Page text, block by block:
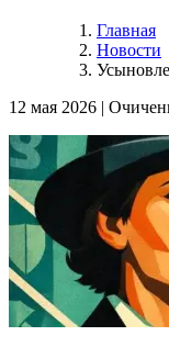
Главная
Новости
12 мая 2026 |